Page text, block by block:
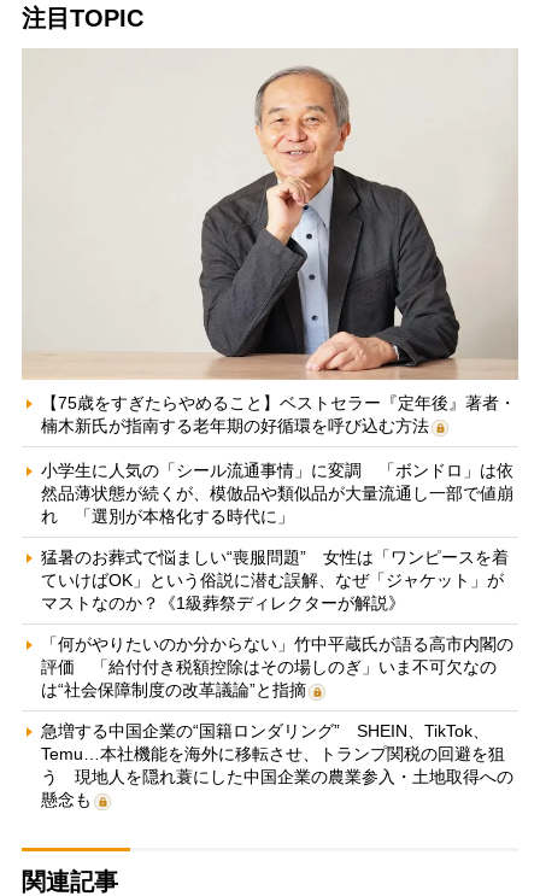
注目TOPIC
【75歳をすぎたらやめること】ベストセラー『定年後』著者・
楠木新氏が指南する老年期の好循環を呼び込む方法
小学生に人気の「シール流通事情」に変調 「ボンドロ」は依
然品薄状態が続くが、模倣品や類似品が大量流通し一部で値崩
れ 「選別が本格化する時代に」
猛暑のお葬式で悩ましい“喪服問題” 女性は「ワンピースを着
ていけばOK」という俗説に潜む誤解、なぜ「ジャケット」が
マストなのか？《1級葬祭ディレクターが解説》
「何がやりたいのか分からない」竹中平蔵氏が語る高市内閣の
評価 「給付付き税額控除はその場しのぎ」いま不可欠なの
は“社会保障制度の改革議論”と指摘
急増する中国企業の“国籍ロンダリング” SHEIN、TikTok、
Temu…本社機能を海外に移転させ、トランプ関税の回避を狙
う 現地人を隠れ蓑にした中国企業の農業参入・土地取得への
懸念も
関連記事